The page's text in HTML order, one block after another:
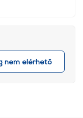
nem elérhető